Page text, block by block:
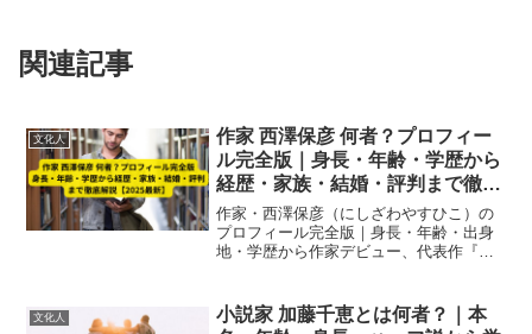
関連記事
文化人
作家 西澤保彦 何者？プロフィー
ル完全版｜身長・年齢・学歴から
経歴・家族・結婚・評判まで徹底
解説【2025最新】
作家・西澤保彦（にしざわやすひこ）の
プロフィール完全版｜身長・年齢・出身
地・学歴から作家デビュー、代表作『七
新情報で徹底解説。
文化人
小説家 加藤千恵とは何者？｜本